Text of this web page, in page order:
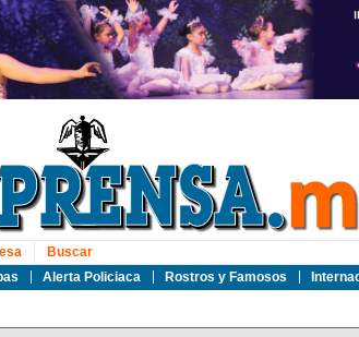
Alerta Policiaca Rostros y Famosos
Buscar